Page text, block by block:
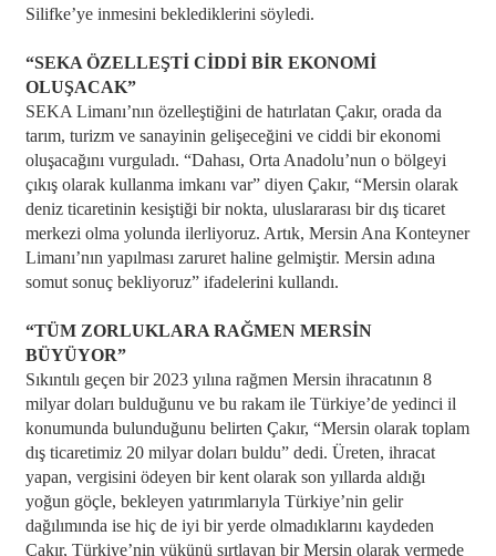
Silifke’ye inmesini beklediklerini söyledi.
“SEKA ÖZELLEŞTİ CİDDİ BİR EKONOMİ
OLUŞACAK”
SEKA Limanı’nın özelleştiğini de hatırlatan Çakır, orada da
tarım, turizm ve sanayinin gelişeceğini ve ciddi bir ekonomi
oluşacağını vurguladı. “Dahası, Orta Anadolu’nun o bölgeyi
çıkış olarak kullanma imkanı var” diyen Çakır, “Mersin olarak
deniz ticaretinin kesiştiği bir nokta, uluslararası bir dış ticaret
merkezi olma yolunda ilerliyoruz. Artık, Mersin Ana Konteyner
Limanı’nın yapılması zaruret haline gelmiştir. Mersin adına
somut sonuç bekliyoruz” ifadelerini kullandı.
“TÜM ZORLUKLARA RAĞMEN MERSİN
BÜYÜYOR”
Sıkıntılı geçen bir 2023 yılına rağmen Mersin ihracatının 8
milyar doları bulduğunu ve bu rakam ile Türkiye’de yedinci il
konumunda bulunduğunu belirten Çakır, “Mersin olarak toplam
dış ticaretimiz 20 milyar doları buldu” dedi. Üreten, ihracat
yapan, vergisini ödeyen bir kent olarak son yıllarda aldığı
yoğun göçle, bekleyen yatırımlarıyla Türkiye’nin gelir
dağılımında ise hiç de iyi bir yerde olmadıklarını kaydeden
Çakır, Türkiye’nin yükünü sırtlayan bir Mersin olarak vermede